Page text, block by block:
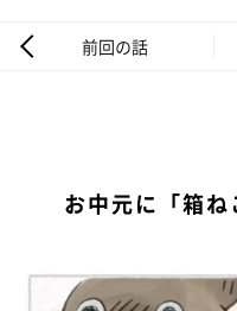
前回の話
お中元に「箱ね